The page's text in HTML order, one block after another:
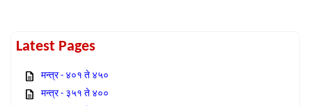
Latest Pages
मन्त्र - ४०१ ते ४५०
मन्त्र - ३५१ ते ४००